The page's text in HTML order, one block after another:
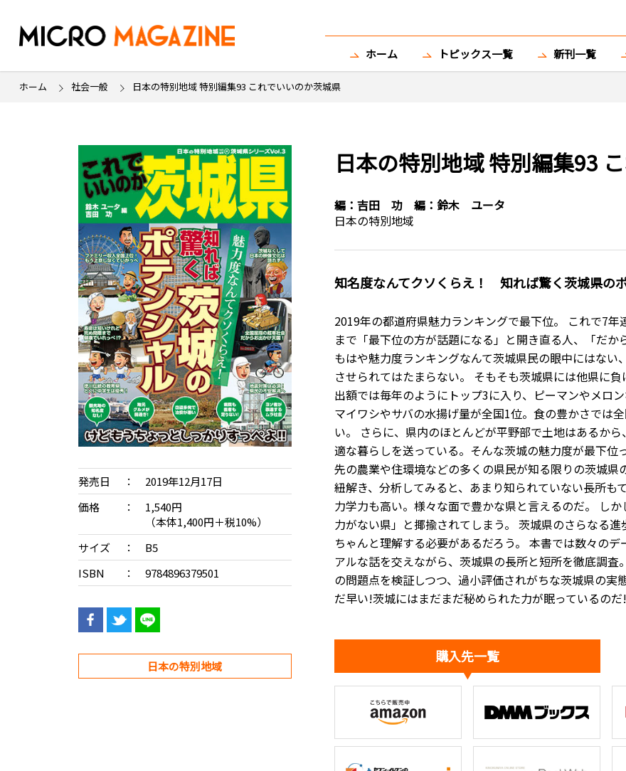
ホーム トピックス一覧 新刊一覧
ホーム 社会一般 日本の特別地域 特別編集93 これでいいのか茨城県
発売日
2019年12月17日
価格
1,540円
（本体1,400円＋税10%）
サイズ
B5
ISBN
9784896379501
日本の特別地域
日本の特別地域 特別編集93
編： 吉田 功 編： 鈴木 ユータ
日本の特別地域
知名度なんてクソくらえ！ 知れば驚く茨城県の
2019年の都道府県魅力ランキングで最下位。 これで7
まで「最下位の方が話題になる」と開き直る人、「だ
もはや魅力度ランキングなんて茨城県民の眼中にはな
させられてはたまらない。 そもそも茨城県には他県に
出額では毎年のようにトップ3に入り、ピーマンやメロ
マイワシやサバの水揚げ量が全国1位。食の豊かさでは
い。 さらに、県内のほとんどが平野部で土地はあるか
適な暮らしを送っている。そんな茨城の魅力度が最下位
先の農業や住環境などの多くの県民が知る限りの茨城
紐解き、分析してみると、あまり知られていない長所
力学力も高い。様々な面で豊かな県と言えるのだ。 し
力がない県」と揶揄されてしまう。 茨城県のさらなる
ちゃんと理解する必要があるだろう。 本書では数々の
アルな話を交えながら、茨城県の長所と短所を徹底調
の問題点を検証しつつ、過小評価されがちな茨城県の
だ早い!茨城にはまだまだ秘められた力が眠っているの
購入先一覧